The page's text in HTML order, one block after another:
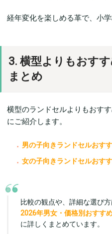
経年変化を楽しめる革で、小
3. 横型よりもおす
まとめ
横型のランドセルよりもおす
にご紹介します。
男の子向きランドセルおす
女の子向きランドセルおす
比較の観点や、詳細な選び方
2026年男女・価格別おすす
に詳しくまとめています。